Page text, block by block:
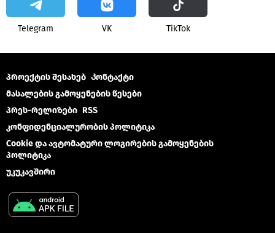
Telegram VK ТikТоk
პროექტის შესახებ Კონტაქტი
მასალების გამოყენების წესები
პრეს-რელიზები RSS
კონფიდენციალურობის პოლიტიკა
Cookie და ავტომატური ლოგირების გამოყენების
პოლიტიკა
უკუკავშირი